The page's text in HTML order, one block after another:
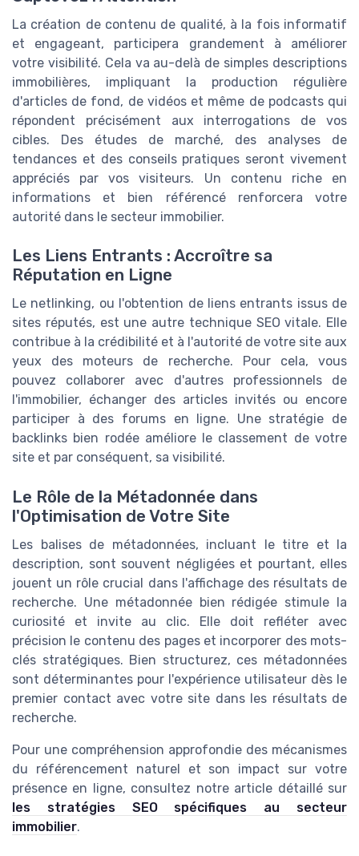
La création de contenu de qualité, à la fois informatif
et engageant, participera grandement à améliorer
votre visibilité. Cela va au-delà de simples descriptions
immobilières, impliquant la production régulière
d'articles de fond, de vidéos et même de podcasts qui
répondent précisément aux interrogations de vos
cibles. Des études de marché, des analyses de
tendances et des conseils pratiques seront vivement
appréciés par vos visiteurs. Un contenu riche en
informations et bien référencé renforcera votre
autorité dans le secteur immobilier.
Les Liens Entrants : Accroître sa
Réputation en Ligne
Le netlinking, ou l'obtention de liens entrants issus de
sites réputés, est une autre technique SEO vitale. Elle
contribue à la crédibilité et à l'autorité de votre site aux
yeux des moteurs de recherche. Pour cela, vous
pouvez collaborer avec d'autres professionnels de
l'immobilier, échanger des articles invités ou encore
participer à des forums en ligne. Une stratégie de
backlinks bien rodée améliore le classement de votre
site et par conséquent, sa visibilité.
Le Rôle de la Métadonnée dans
l'Optimisation de Votre Site
Les balises de métadonnées, incluant le titre et la
description, sont souvent négligées et pourtant, elles
jouent un rôle crucial dans l'affichage des résultats de
recherche. Une métadonnée bien rédigée stimule la
curiosité et invite au clic. Elle doit refléter avec
précision le contenu des pages et incorporer des mots-
clés stratégiques. Bien structurez, ces métadonnées
sont déterminantes pour l'expérience utilisateur dès le
premier contact avec votre site dans les résultats de
recherche.
Pour une compréhension approfondie des mécanismes
du référencement naturel et son impact sur votre
présence en ligne, consultez notre article détaillé sur
les stratégies SEO spécifiques au secteur
immobilier.